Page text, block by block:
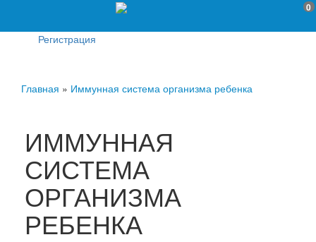
0
Регистрация
Главная » Иммунная система организма ребенка
ИММУННАЯ
СИСТЕМА
ОРГАНИЗМА
РЕБЕНКА